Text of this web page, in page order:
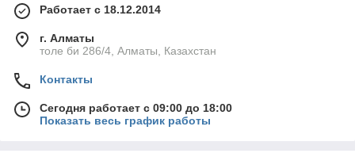
Работает с 18.12.2014
г. Алматы
толе би 286/4, Алматы, Казахстан
Контакты
Сегодня работает с 09:00 до 18:00
Показать весь график работы